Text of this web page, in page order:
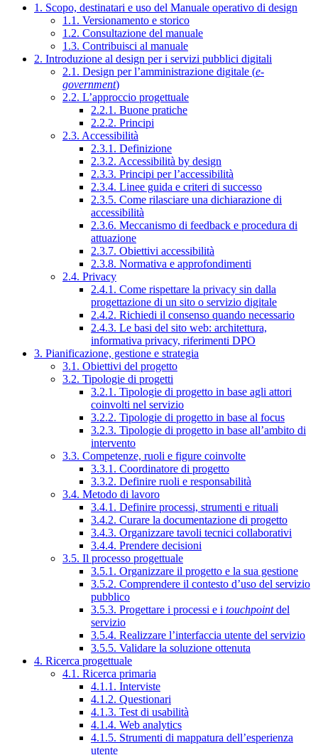
1. Scopo, destinatari e uso del Manuale operativo di design
1.1. Versionamento e storico
1.2. Consultazione del manuale
1.3. Contribuisci al manuale
2. Introduzione al design per i servizi pubblici digitali
2.1. Design per l’amministrazione digitale (e-
government)
2.2. L’approccio progettuale
2.2.1. Buone pratiche
2.2.2. Principi
2.3. Accessibilità
2.3.1. Definizione
2.3.2. Accessibilità by design
2.3.3. Principi per l’accessibilità
2.3.4. Linee guida e criteri di successo
2.3.5. Come rilasciare una dichiarazione di
accessibilità
2.3.6. Meccanismo di feedback e procedura di
attuazione
2.3.7. Obiettivi accessibilità
2.3.8. Normativa e approfondimenti
2.4. Privacy
2.4.1. Come rispettare la privacy sin dalla
progettazione di un sito o servizio digitale
2.4.2. Richiedi il consenso quando necessario
2.4.3. Le basi del sito web: architettura,
informativa privacy, riferimenti DPO
3. Pianificazione, gestione e strategia
3.1. Obiettivi del progetto
3.2. Tipologie di progetti
3.2.1. Tipologie di progetto in base agli attori
coinvolti nel servizio
3.2.2. Tipologie di progetto in base al focus
3.2.3. Tipologie di progetto in base all’ambito di
intervento
3.3. Competenze, ruoli e figure coinvolte
3.3.1. Coordinatore di progetto
3.3.2. Definire ruoli e responsabilità
3.4. Metodo di lavoro
3.4.1. Definire processi, strumenti e rituali
3.4.2. Curare la documentazione di progetto
3.4.3. Organizzare tavoli tecnici collaborativi
3.4.4. Prendere decisioni
3.5. Il processo progettuale
3.5.1. Organizzare il progetto e la sua gestione
3.5.2. Comprendere il contesto d’uso del servizio
pubblico
3.5.3. Progettare i processi e i touchpointdel
servizio
3.5.4. Realizzare l’interfaccia utente del servizio
3.5.5. Validare la soluzione ottenuta
4. Ricerca progettuale
4.1. Ricerca primaria
4.1.1. Interviste
4.1.2. Questionari
4.1.3. Test di usabilità
4.1.4. Web analytics
4.1.5. Strumenti di mappatura dell’esperienza
utente